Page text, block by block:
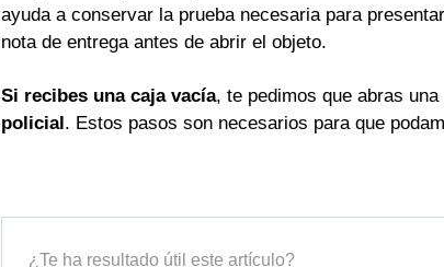
ayuda a conservar la prueba necesaria para
nota de entrega antes de abrir el objeto.
Si recibes una caja vacía, te pedimos que abras
policial. Estos pasos son necesarios para que
¿Te ha resultado útil este artículo?